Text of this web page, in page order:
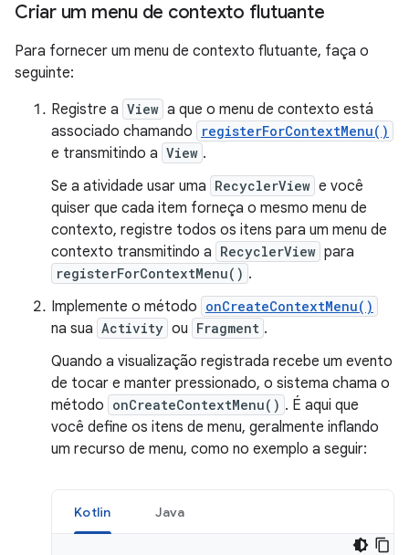
Criar um menu de contexto flutuante
Para fornecer um menu de contexto flutuante, faça o
seguinte:
Registre a View a que o menu de contexto está
associado chamando
registerForContextMenu()
e transmitindo a View .
Se a atividade usar uma RecyclerView e você
quiser que cada item forneça o mesmo menu de
contexto, registre todos os itens para um menu de
contexto transmitindo a RecyclerView para
registerForContextMenu() .
Implemente o método onCreateContextMenu()
na sua Activity ou Fragment .
Quando a visualização registrada recebe um evento
de tocar e manter pressionado, o sistema chama o
método onCreateContextMenu() . É aqui que
você define os itens de menu, geralmente inflando
um recurso de menu, como no exemplo a seguir:
Kotlin Java